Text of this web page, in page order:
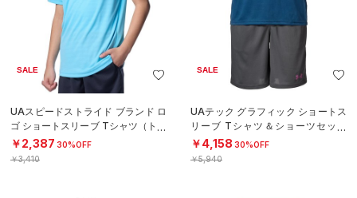
SALE
UAスピードストライド ブランド ロ
ゴ ショートスリーブ Tシャツ（トレ
ーニング/BOYS）
￥2,387 30%OFF
￥3,410
SALE
UAテック グラフィック ショートス
リーブ Tシャツ＆ショーツセット
（トレーニング/BOYS）
￥4,158 30%OFF
￥5,940